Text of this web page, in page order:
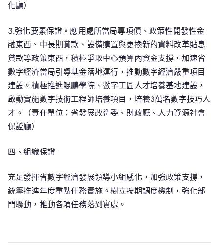
化廳）
3.強化要素保證。應用處所當局專項債、政策性開發性金
融東西、中長期貸款、設備購置與更換新的資料改革貼息
貸款等政策東西，積極爭取中心預算內資金支撐，加速省
數字經濟當局引導基金落地運行，推動數字經濟嚴重項目
建設。積極推進鯤鵬學院、數字工匠人才培養基地建設，
啟動實施數字技術工程師培養項目，培養3萬名數字技巧人
才。（責任單位：省發展改造委、財政廳、人力資源社會
保證廳）
四、組織保證
充足發揮省數字經濟發展領導小組感化，加強政策支撐，
統籌推進年度重點任務實施。樹立按期調度機制，強化部
門聯動，推動各項任務落到實處。